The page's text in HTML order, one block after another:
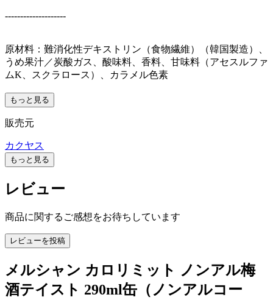
--------------------
原材料：難消化性デキストリン（食物繊維）（韓国製造）、
うめ果汁／炭酸ガス、酸味料、香料、甘味料（アセスルファ
ムK、スクラロース）、カラメル色素
もっと見る
販売元
カクヤス
もっと見る
レビュー
商品に関するご感想をお待ちしています
レビューを投稿
メルシャン カロリミット ノンアル梅
酒テイスト 290ml缶（ノンアルコー